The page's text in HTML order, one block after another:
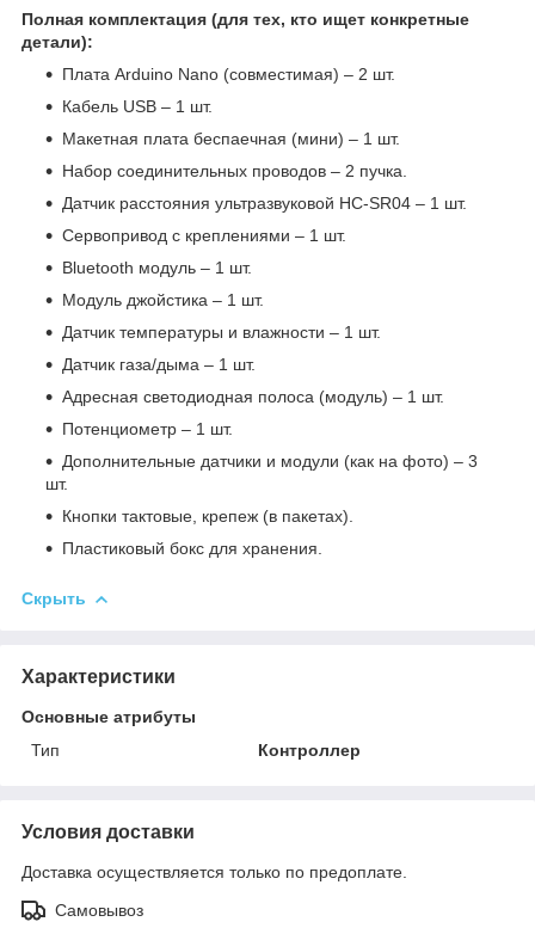
Полная комплектация (для тех, кто ищет конкретные
детали):
Плата Arduino Nano (совместимая) – 2 шт.
Кабель USB – 1 шт.
Макетная плата беспаечная (мини) – 1 шт.
Набор соединительных проводов – 2 пучка.
Датчик расстояния ультразвуковой HC-SR04 – 1 шт.
Сервопривод с креплениями – 1 шт.
Bluetooth модуль – 1 шт.
Модуль джойстика – 1 шт.
Датчик температуры и влажности – 1 шт.
Датчик газа/дыма – 1 шт.
Адресная светодиодная полоса (модуль) – 1 шт.
Потенциометр – 1 шт.
Дополнительные датчики и модули (как на фото) – 3
шт.
Кнопки тактовые, крепеж (в пакетах).
Пластиковый бокс для хранения.
Скрыть
Характеристики
Основные атрибуты
Тип
Контроллер
Условия доставки
Доставка осуществляется только по предоплате.
Самовывоз